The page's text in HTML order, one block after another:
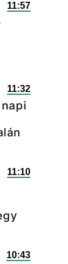
11:57
11:32
11:10
10:43